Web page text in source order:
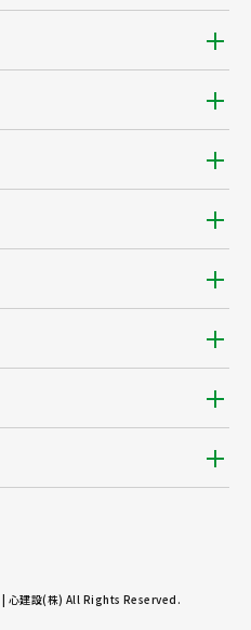
心建設(株) All Rights Reserved.